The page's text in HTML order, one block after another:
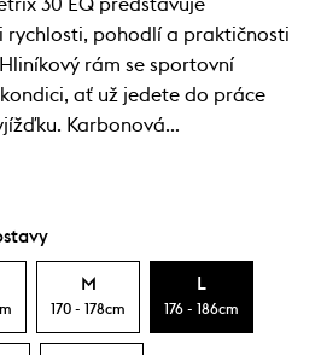
30 EQ představuje
rychlosti, pohodlí a praktičnosti
rám se sportovní
ať už jedete do práce
Karbonová…
M
170 - 178cm
L
176 - 186cm